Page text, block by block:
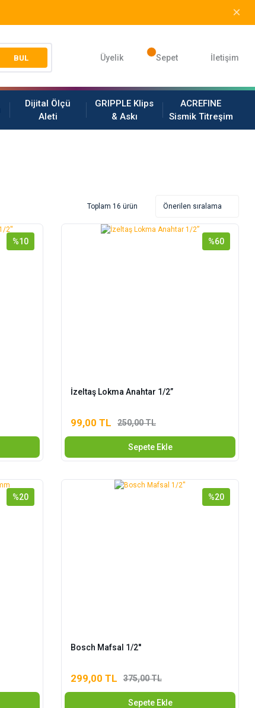
BUL Üyelik Sepet İletişim
Dijital Ölçü
Aleti
GRIPPLE Klips
& Askı
ACREFINE
Sismik Titreşim
Toplam 16 ürün
%10 %60
İzeltaş Lokma Anahtar 1/2”
99,00 TL 250,00 TL
Sepete Ekle
%20 %20
Bosch Mafsal 1/2''
299,00 TL 375,00 TL
Sepete Ekle